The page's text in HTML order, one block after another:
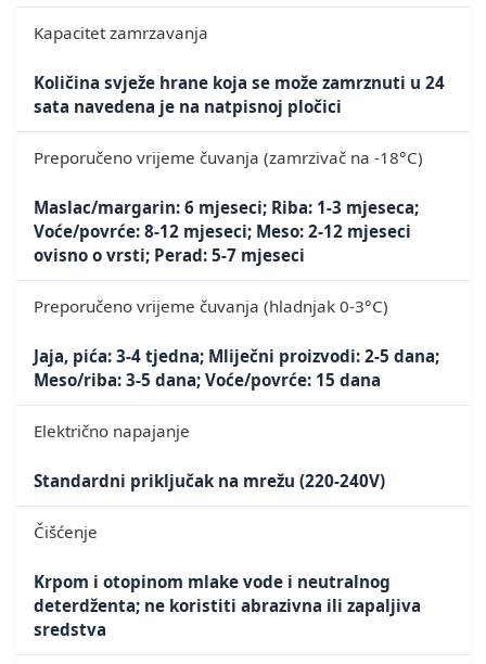
Kapacitet zamrzavanja
Količina svježe hrane koja se može zamrznuti u 24
sata navedena je na natpisnoj pločici
Preporučeno vrijeme čuvanja (zamrzivač na -18°C)
Maslac/margarin: 6 mjeseci; Riba: 1-3 mjeseca;
Voće/povrće: 8-12 mjeseci; Meso: 2-12 mjeseci
ovisno o vrsti; Perad: 5-7 mjeseci
Preporučeno vrijeme čuvanja (hladnjak 0-3°C)
Jaja, pića: 3-4 tjedna; Mliječni proizvodi: 2-5 dana;
Meso/riba: 3-5 dana; Voće/povrće: 15 dana
Električno napajanje
Standardni priključak na mrežu (220-240V)
Čišćenje
Krpom i otopinom mlake vode i neutralnog
deterdženta; ne koristiti abrazivna ili zapaljiva
sredstva